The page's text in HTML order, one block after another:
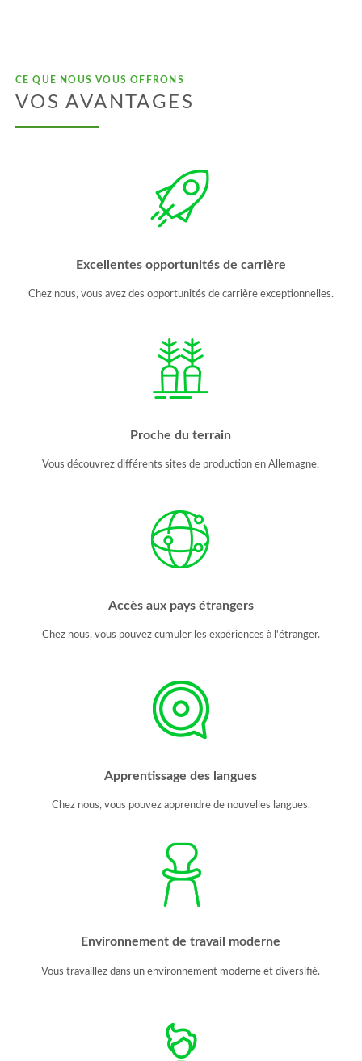
CE QUE NOUS VOUS OFFRONS
VOS AVANTAGES
Excellentes opportunités de carrière
Chez nous, vous avez des opportunités de carrière exceptionnelles.
Proche du terrain
Vous découvrez différents sites de production en Allemagne.
Accès aux pays étrangers
Chez nous, vous pouvez cumuler les expériences à l'étranger.
Apprentissage des langues
Chez nous, vous pouvez apprendre de nouvelles langues.
Environnement de travail moderne
Vous travaillez dans un environnement moderne et diversifié.